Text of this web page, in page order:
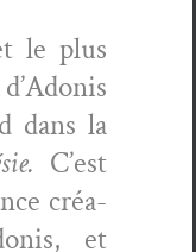
le plus
dans la
C’est
créa­
et